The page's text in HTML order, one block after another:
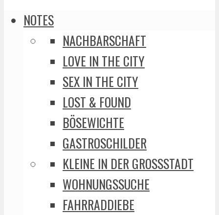
NOTES
NACHBARSCHAFT
LOVE IN THE CITY
SEX IN THE CITY
LOST & FOUND
BÖSEWICHTE
GASTROSCHILDER
KLEINE IN DER GROSSSTADT
WOHNUNGSSUCHE
FAHRRADDIEBE